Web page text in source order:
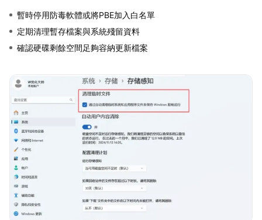
暫時停用防毒軟體或將PBE加入白名單
定期清理暫存檔案與系統殘留資料
確認硬碟剩餘空間足夠容納更新檔案